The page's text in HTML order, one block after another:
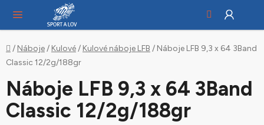
obsah
Domů
/ Náboje/ Kulové/ Kulové náboje LFB / Náboje LFB 9,3 x 64 3Band
Classic 12/2g/188gr
Náboje LFB 9,3 x 64 3Band
Classic 12/2g/188gr